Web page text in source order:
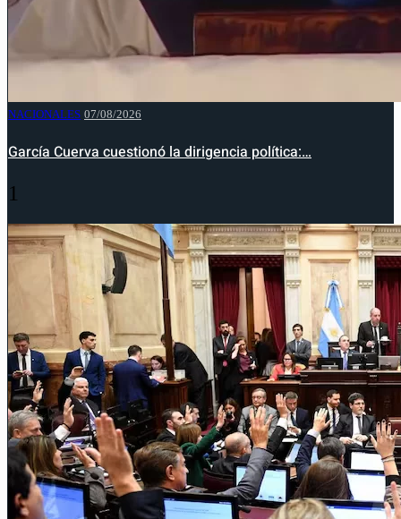
NACIONALES 07/08/2026
García Cuerva cuestionó la dirigencia política:…
1